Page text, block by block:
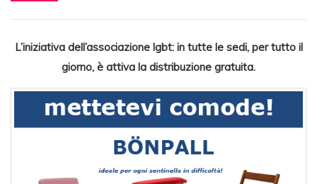
L’iniziativa dell’associazione lgbt: in tutte le sedi, per tutto il
giorno, è attiva la distribuzione gratuita.